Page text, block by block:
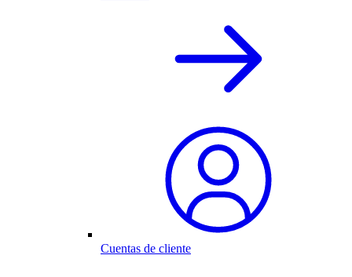
Cuentas de cliente